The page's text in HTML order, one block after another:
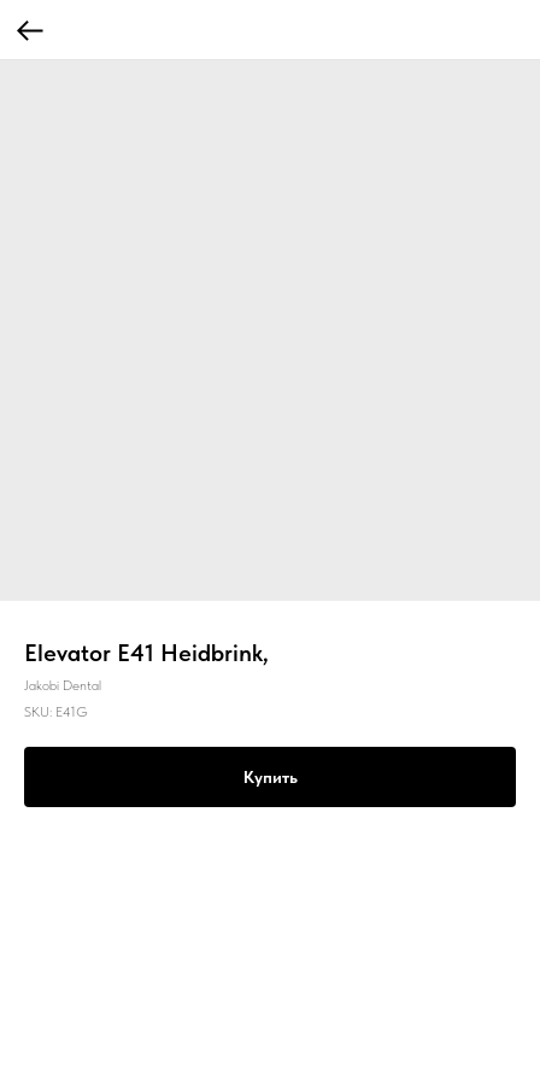
Elevator E41 Heidbrink,
Jakobi Dental
SKU: E41G
Купить